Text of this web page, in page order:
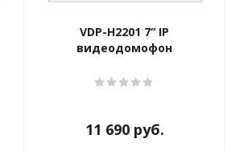
VDP-H2201 7“ IP
видеодомофон
11 690руб.